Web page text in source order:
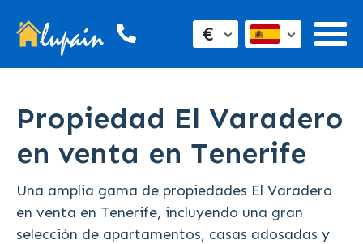
€
Propiedad El Varadero
en venta en Tenerife
Una amplia gama de propiedades El Varadero
en venta en Tenerife, incluyendo una gran
selección de apartamentos, casas adosadas y